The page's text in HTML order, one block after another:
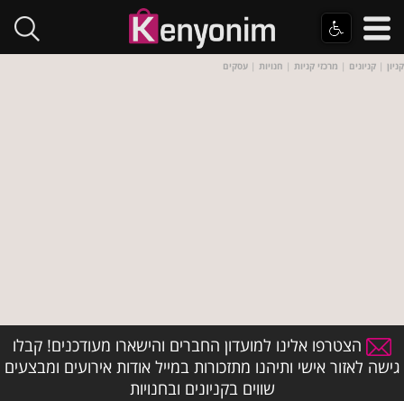
קניון | קניונים | מרכזי קניות | חנויות | עסקים
הצטרפו אלינו למועדון החברים והישארו מעודכנים! קבלו
גישה לאזור אישי ותיהנו מתזכורות במייל אודות אירועים ומבצעים
שווים בקניונים ובחנויות